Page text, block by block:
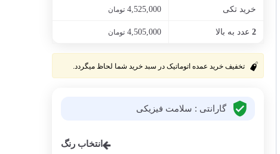
خرید تکی 4,525,000 تومان
2عدد به بالا 4,505,000 تومان
تخفیف خرید عمده اتوماتیک در سبد خرید شما لحاظ میگردد.
گارانتی : سلامت فیزیکی
انتخاب رنگ